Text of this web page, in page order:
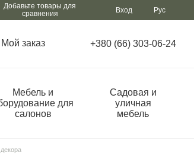
Добавьте товары для
сравнения
Вход Рус
Мой заказ +380 (66) 303-06-24
Мебель и
для
салонов
Садовая и
уличная
мебель